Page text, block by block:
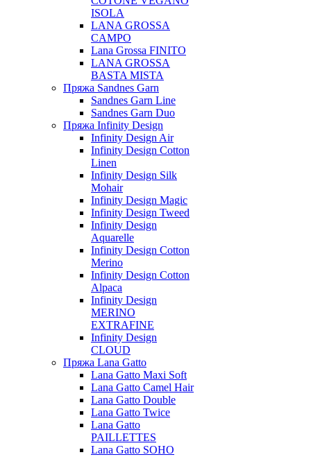
ISOLA
LANA GROSSA
CAMPO
Lana Grossa FINITO
LANA GROSSA
BASTA MISTA
Пряжа Sandnes Garn
Sandnes Garn Line
Sandnes Garn Duo
Пряжа Infinity Design
Infinity Design Air
Infinity Design Cotton
Linen
Infinity Design Silk
Mohair
Infinity Design Magic
Infinity Design Tweed
Infinity Design
Aquarelle
Infinity Design Cotton
Merino
Infinity Design Cotton
Alpaca
Infinity Design
MERINO
EXTRAFINE
Infinity Design
CLOUD
Пряжа Lana Gatto
Lana Gatto Maxi Soft
Lana Gatto Camel Hair
Lana Gatto Double
Lana Gatto Twice
Lana Gatto
PAILLETTES
Lana Gatto SOHO